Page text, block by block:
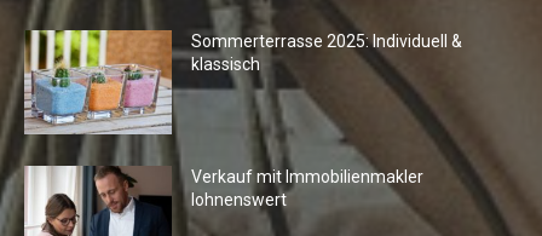
Sommerterrasse 2025: Individuell &
klassisch
Verkauf mit Immobilienmakler
lohnenswert